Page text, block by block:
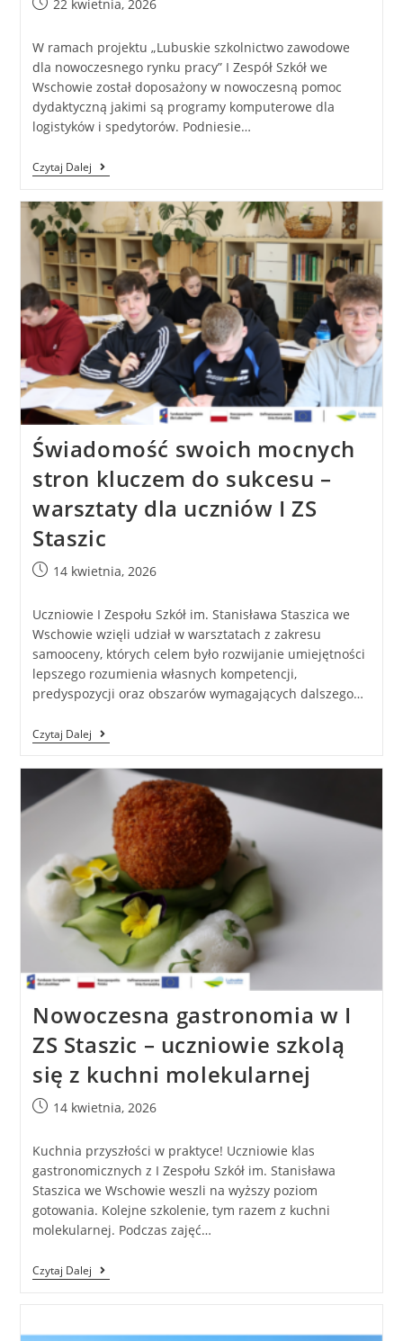
22 kwietnia, 2026
W ramach projektu „Lubuskie szkolnictwo zawodowe
dla nowoczesnego rynku pracy” I Zespół Szkół we
Wschowie został doposażony w nowoczesną pomoc
dydaktyczną jakimi są programy komputerowe dla
logistyków i spedytorów. Podniesie…
Czytaj Dalej
Świadomość swoich mocnych
stron kluczem do sukcesu –
warsztaty dla uczniów I ZS
Staszic
14 kwietnia, 2026
Uczniowie I Zespołu Szkół im. Stanisława Staszica we
Wschowie wzięli udział w warsztatach z zakresu
samooceny, których celem było rozwijanie umiejętności
lepszego rozumienia własnych kompetencji,
predyspozycji oraz obszarów wymagających dalszego…
Czytaj Dalej
Nowoczesna gastronomia w I
ZS Staszic – uczniowie szkolą
się z kuchni molekularnej
14 kwietnia, 2026
Kuchnia przyszłości w praktyce! Uczniowie klas
gastronomicznych z I Zespołu Szkół im. Stanisława
Staszica we Wschowie weszli na wyższy poziom
gotowania. Kolejne szkolenie, tym razem z kuchni
molekularnej. Podczas zajęć…
Czytaj Dalej